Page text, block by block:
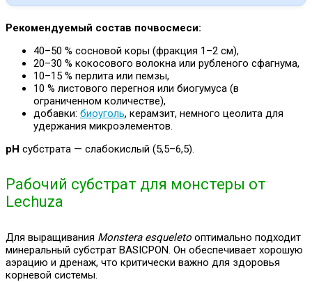
Рекомендуемый состав почвосмеси:
40–50 % сосновой коры (фракция 1–2 см),
20–30 % кокосового волокна или рубленого сфагнума,
10–15 % перлита или пемзы,
10 % листового перегноя или биогумуса (в
ограниченном количестве),
добавки: биоуголь, керамзит, немного цеолита для
удержания микроэлементов.
pH субстрата — слабокислый (5,5–6,5).
Рабочий субстрат для монстеры от
Lechuza
Для выращивания Monstera esqueleto оптимально подходит
минеральный субстрат BASICPON. Он обеспечивает хорошую
аэрацию и дренаж, что критически важно для здоровья
корневой системы.